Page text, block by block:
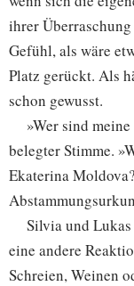
ihrer Überraschung
Gefühl, als wäre
Platz gerückt. Als
schon gewusst.
»Wer sind
belegter Stimme.
Ekaterina
Silvia und
eine andere
Schreien, Weinen